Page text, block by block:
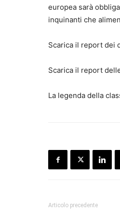
europea sarà
inquinanti che
Scarica il report dei
Scarica il report
La legenda della
Articolo precedente